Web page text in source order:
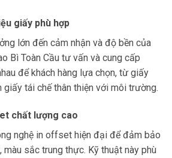
giấy phù hợp
lớn đến cảm nhận và độ bền của
Bì Toàn Cầu tư vấn và cung cấp
để khách hàng lựa chọn, từ giấy
tái chế thân thiện với môi trường.
chất lượng cao
nghệ in offset hiện đại để đảm bảo
sắc trung thực. Kỹ thuật này phù